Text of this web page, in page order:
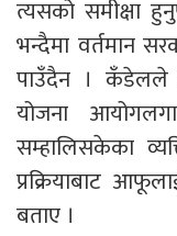
त्यसको समीक्षा
भन्दैमा वर्तमान
पाउँदैन । कँडेलले
योजना
सम्हालिसकेका
प्रक्रियाबाट
बताए ।